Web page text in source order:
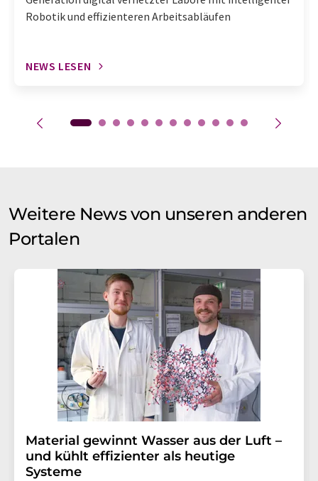
Robotik und effizienteren Arbeitsabläufen
NEWS LESEN
Weitere News von unseren anderen
Portalen
Material gewinnt Wasser aus der Luft –
und kühlt effizienter als heutige
Systeme